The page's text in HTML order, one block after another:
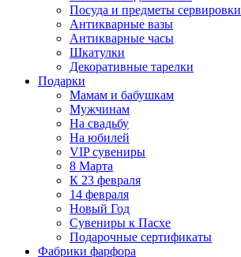
Посуда и предметы сервировки
Антикварные вазы
Антикварные часы
Шкатулки
Декоративные тарелки
Подарки
Мамам и бабушкам
Мужчинам
На свадьбу
На юбилей
VIP сувениры
8 Марта
К 23 февраля
14 февраля
Новый Год
Сувениры к Пасхе
Подарочные сертификаты
Фабрики фарфора